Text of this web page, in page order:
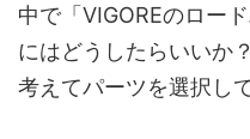
中で「VIGOREのロー
にはどうしたらいいか
考えてパーツを選択し